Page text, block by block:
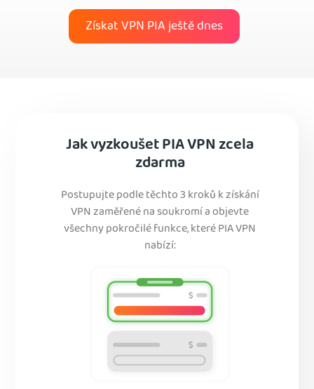
Získat VPN PIA ještě dnes
Jak vyzkoušet PIA VPN zcela
zdarma
Postupujte podle těchto 3 kroků k získání
VPN zaměřené na soukromí a objevte
všechny pokročilé funkce, které PIA VPN
nabízí: